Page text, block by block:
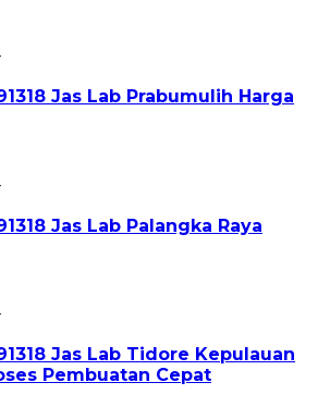
Jas Lab Prabumulih Harga
Jas Lab Palangka Raya
Jas Lab Tidore Kepulauan
Pembuatan Cepat